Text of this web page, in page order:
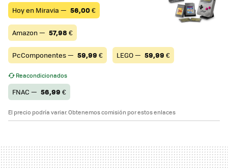
Hoy en Miravia — 56,00€
Amazon — 57,98 €
PcComponentes — 59,99 € LEGO — 59,99 €
Reacondicionados
FNAC — 56,99 €
El precio podría variar. Obtenemos comisión por estos enlaces